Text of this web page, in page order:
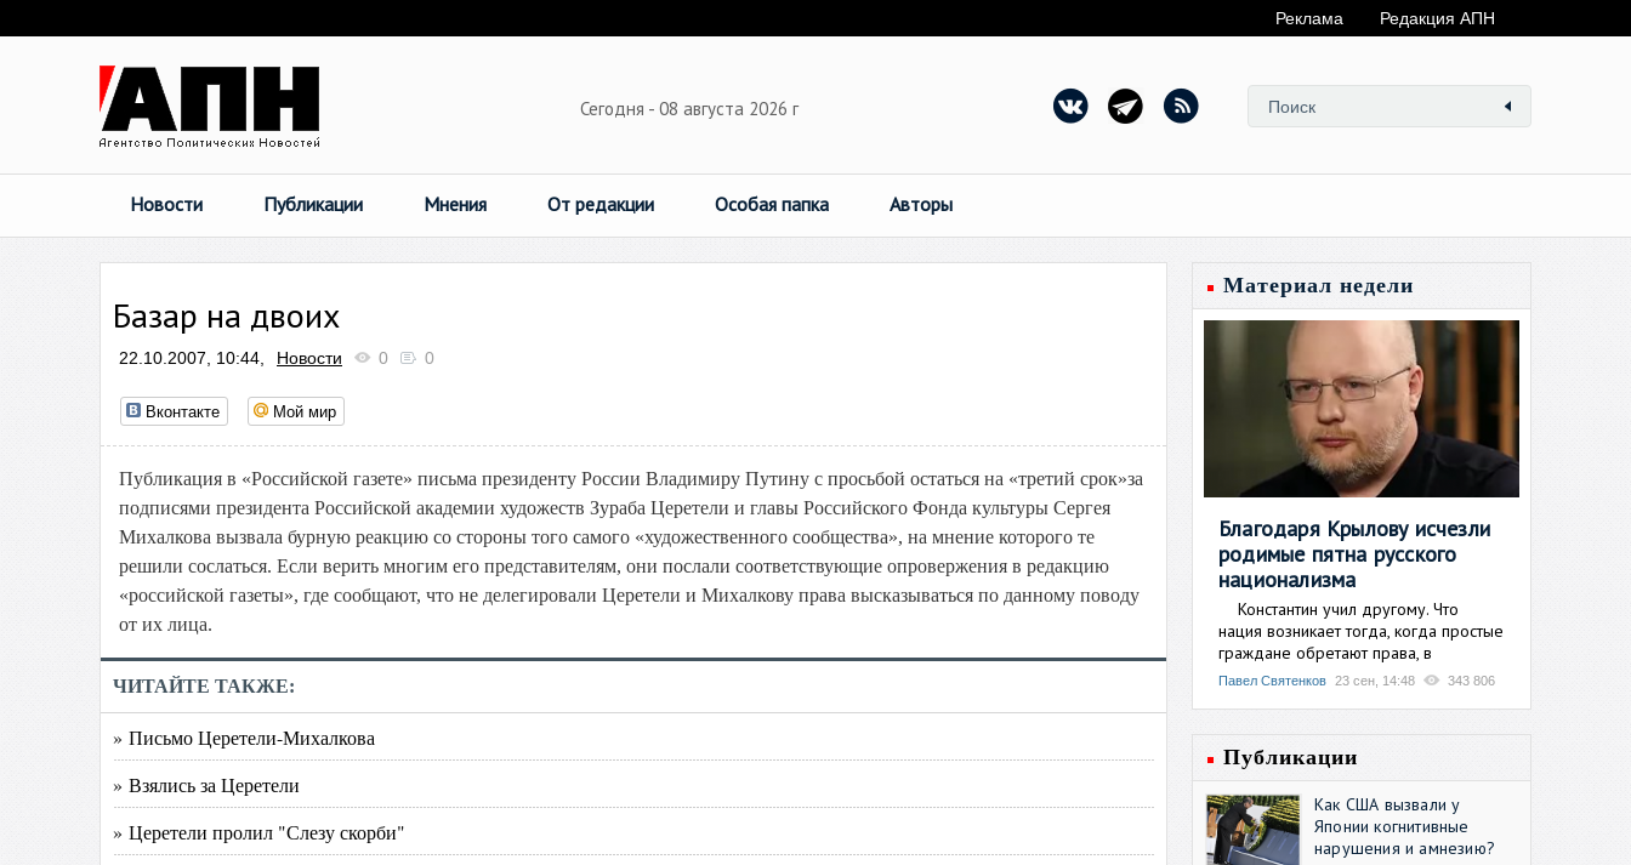
Реклама Редакция АПН
Сегодня - 08 августа 2026 г
Новости Публикации Мнения От редакции Особая папка Авторы
Базар на двоих
22.10.2007, 10:44, Новости 0 0
Вконтакте Мой мир
Публикация в «Российской газете» письма президенту России Владимиру Путину с просьбой остаться на «третий срок»за
подписями президента Российской академии художеств Зураба Церетели и главы Российского Фонда культуры Сергея
Михалкова вызвала бурную реакцию со стороны того самого «художественного сообщества», на мнение которого те
решили сослаться. Если верить многим его представителям, они послали соответствующие опровержения в редакцию
«российской газеты», где сообщают, что не делегировали Церетели и Михалкову права высказываться по данному поводу
от их лица.
ЧИТАЙТЕ ТАКЖЕ:
» Письмо Церетели-Михалкова
» Взялись за Церетели
» Церетели пролил "Слезу скорби"
Материал недели
Благодаря Крылову исчезли
родимые пятна русского
национализма
Константин учил другому. Что
нация возникает тогда, когда простые
граждане обретают права, в
Павел Святенков 23 сен, 14:48 343 806
Публикации
Как США вызвали у
Японии когнитивные
нарушения и амнезию?